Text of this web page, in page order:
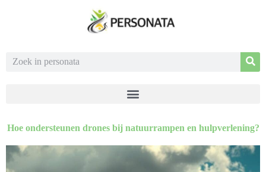
Hoe ondersteunen drones bij natuurrampen en hulpverlening?